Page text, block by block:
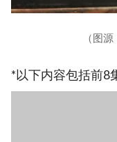
（图
*以下内容包括前8